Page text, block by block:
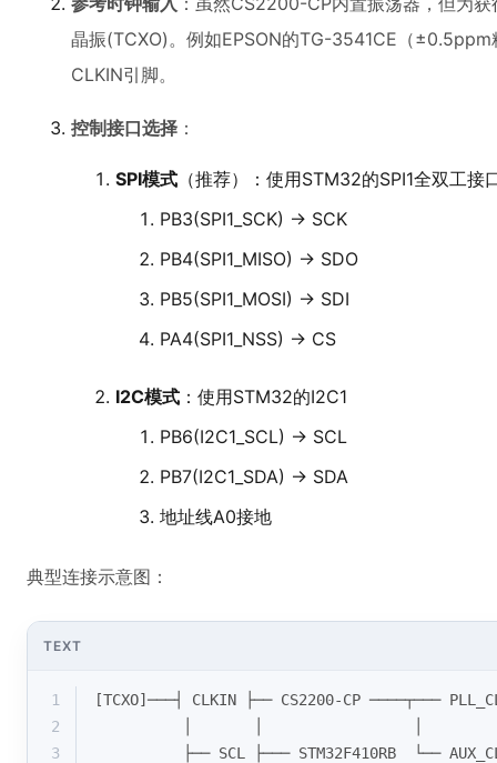
晶振(TCXO)。例如EPSON的TG-3541CE（
CLKIN引脚。
控制接口选择 ：
SPI模式 （推荐）：使用STM32的SPI1全双工接
PB3(SPI1_SCK) → SCK
PB4(SPI1_MISO) → SDO
PB5(SPI1_MOSI) → SDI
PA4(SPI1_NSS) → CS
I2C模式 ：使用STM32的I2C1
PB6(I2C1_SCL) → SCL
PB7(I2C1_SDA) → SDA
地址线A0接地
典型连接示意图：
TEXT
1
[TCXO]───┤ CLKIN ├── CS2200-CP ────┬───
2
3
├── SCL ├─── STM32F410RB  └──